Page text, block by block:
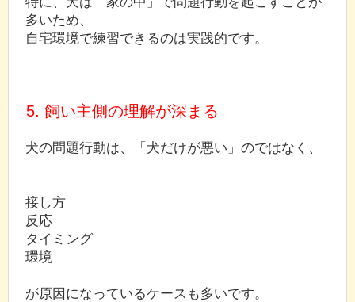
多いため、
自宅環境で練習できるのは実践的です。
5. 飼い主側の理解が深まる
犬の問題行動は、「犬だけが悪い」のではなく、
接し方
反応
タイミング
環境
が原因になっているケースも多いです。